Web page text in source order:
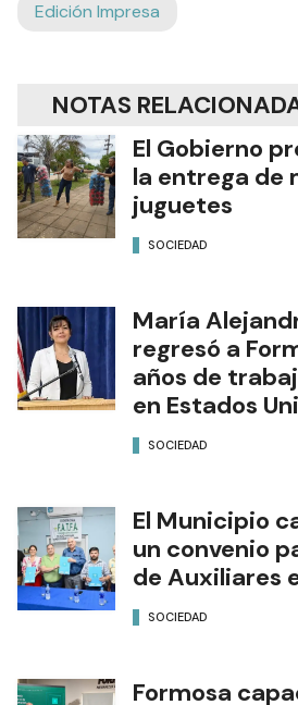
Edición Impresa
NOTAS
El Gobierno
la entrega de
SOCIEDAD
María
regresó a
años de
SOCIEDAD
El Municipio
un convenio
SOCIEDAD